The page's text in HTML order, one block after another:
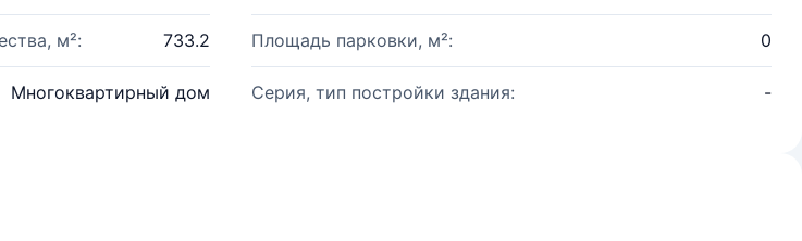
м²: 733.2 Площадь парковки, м²: 0
Многоквартирный дом Серия, тип постройки здания: -